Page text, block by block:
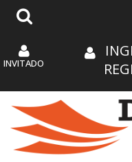
INVITADO